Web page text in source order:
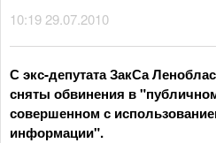
10:19 29.07.2010
С экс-депутата ЗакСа
сняты обвинения в
совершенном с
информации".